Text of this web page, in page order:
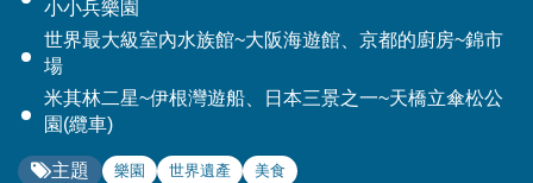
小小兵樂園
世界最大級室內水族館~大阪海遊館、京都的廚房~錦市
場
米其林二星~伊根灣遊船、日本三景之一~天橋立傘松公
園(纜車)
主題 樂園 世界遺產 美食